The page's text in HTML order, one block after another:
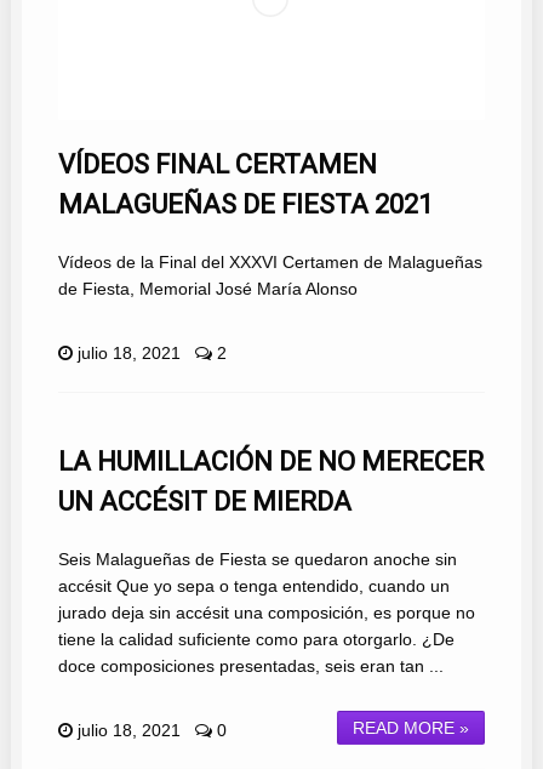
VÍDEOS FINAL CERTAMEN
MALAGUEÑAS DE FIESTA 2021
Vídeos de la Final del XXXVI Certamen de Malagueñas
de Fiesta, Memorial José María Alonso
julio 18, 2021 2
LA HUMILLACIÓN DE NO MERECER
UN ACCÉSIT DE MIERDA
Seis Malagueñas de Fiesta se quedaron anoche sin
accésit Que yo sepa o tenga entendido, cuando un
jurado deja sin accésit una composición, es porque no
tiene la calidad suficiente como para otorgarlo. ¿De
doce composiciones presentadas, seis eran tan ...
READ MORE »
julio 18, 2021 0